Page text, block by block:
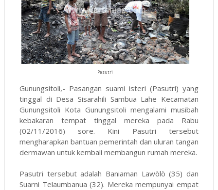
Pasutri
Gunungsitoli,- Pasangan suami isteri (Pasutri) yang
tinggal di Desa Sisarahili Sambua Lahe Kecamatan
Gunungsitoli Kota Gunungsitoli mengalami musibah
kebakaran tempat tinggal mereka pada Rabu
(02/11/2016) sore. Kini Pasutri tersebut
mengharapkan bantuan pemerintah dan uluran tangan
dermawan untuk kembali membangun rumah mereka.
Pasutri tersebut adalah Baniaman Lawòlò (35) dan
Suarni Telaumbanua (32). Mereka mempunyai empat